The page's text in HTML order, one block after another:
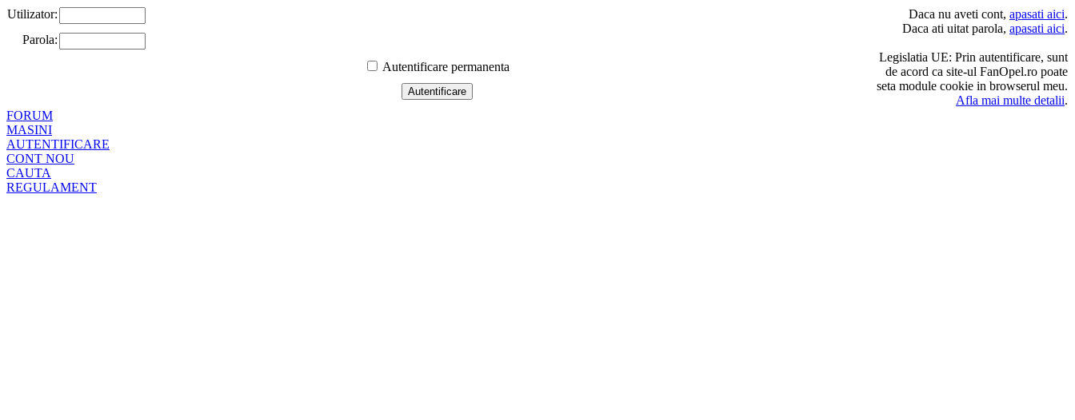
Utilizator: Daca nu aveti cont, apasati aici.
Daca ati uitat parola, apasati aici.
Legislatia UE: Prin autentificare, sunt
de acord ca site-ul FanOpel.ro poate
seta module cookie in browserul meu.
Afla mai multe detalii.
Parola:
Autentificare permanenta
FORUM
MASINI
AUTENTIFICARE
CONT NOU
CAUTA
REGULAMENT